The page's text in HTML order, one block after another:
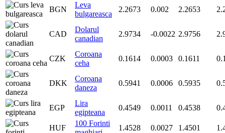
BGN
Leva
bulgareasca
2.2673 0.002 2.2653
CAD
Dolarul
canadian
2.9734 -0.0022 2.9756
CZK
Coroana
ceha
0.1614 0.0003 0.1611
DKK
Coroana
daneza
0.5941 0.0006 0.5935
EGP
Lira
egipteana
0.4549 0.0011 0.4538
HUF
100 Forinti
1.4528 0.0027 1.4501